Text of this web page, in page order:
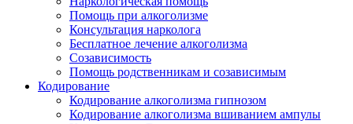
Помощь при алкоголизме
Консультация нарколога
Бесплатное лечение алкоголизма
Созависимость
Помощь родственникам и созависимым
Кодирование
Кодирование алкоголизма гипнозом
Кодирование алкоголизма вшиванием ампулы